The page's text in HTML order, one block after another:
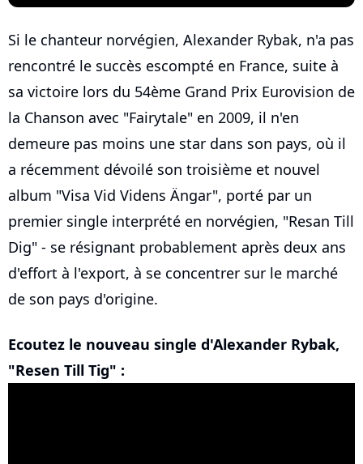
Si le chanteur norvégien, Alexander Rybak, n'a pas
rencontré le succès escompté en France, suite à
sa victoire lors du 54ème Grand Prix Eurovision de
la Chanson avec "Fairytale" en 2009, il n'en
demeure pas moins une star dans son pays, où il
a récemment dévoilé son troisième et nouvel
album "Visa Vid Videns Ängar", porté par un
premier single interprété en norvégien, "Resan Till
Dig" - se résignant probablement après deux ans
d'effort à l'export, à se concentrer sur le marché
de son pays d'origine.
Ecoutez le nouveau single d'Alexander Rybak,
"Resen Till Tig" :